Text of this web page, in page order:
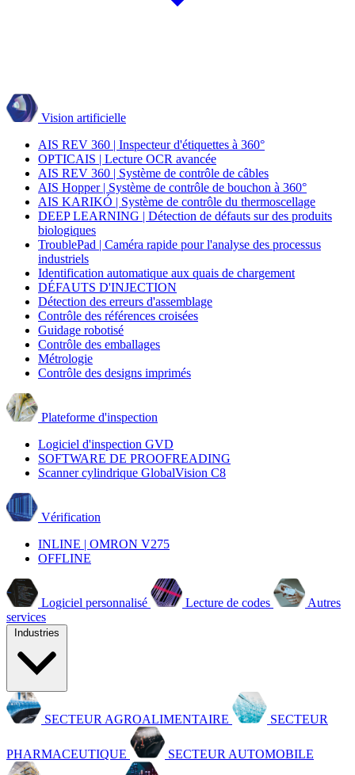
Vision artificielle
AIS REV 360 | Inspecteur d'étiquettes à 360°
OPTICAIS | Lecture OCR avancée
AIS REV 360 | Système de contrôle de câbles
AIS Hopper | Système de contrôle de bouchon à 360°
AIS KARIKÓ | Système de contrôle du thermoscellage
DEEP LEARNING | Détection de défauts sur des produits
biologiques
TroublePad | Caméra rapide pour l'analyse des processus
industriels
Identification automatique aux quais de chargement
DÉFAUTS D'INJECTION
Détection des erreurs d'assemblage
Contrôle des références croisées
Guidage robotisé
Contrôle des emballages
Métrologie
Contrôle des designs imprimés
Plateforme d'inspection
Logiciel d'inspection GVD
SOFTWARE DE PROOFREADING
Scanner cylindrique GlobalVision C8
Vérification
INLINE | OMRON V275
OFFLINE
Logiciel personnalisé Lecture de codes
Autres
services
SECTEUR AGROALIMENTAIRE SECTEUR
PHARMACEUTIQUE SECTEUR AUTOMOBILE